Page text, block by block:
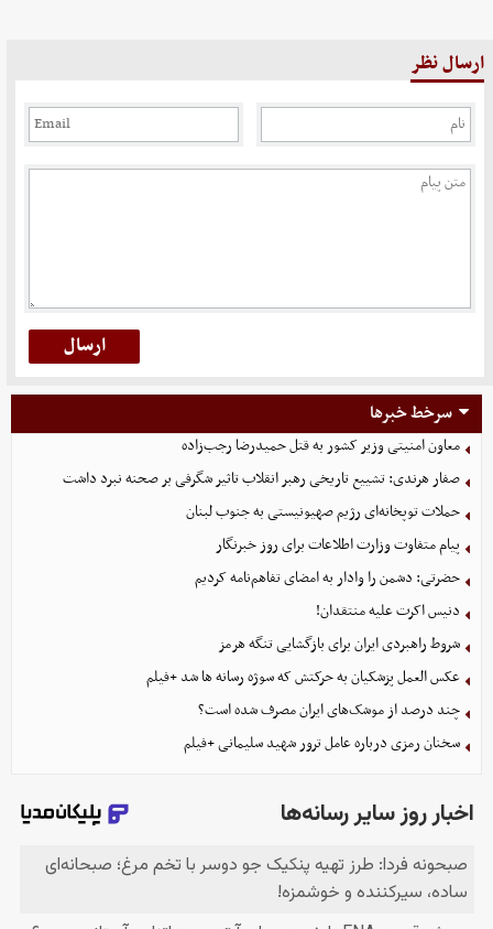
ارسال نظر
سرخط خبرها
معاون امنیتی وزیر کشور به قتل حمیدرضا رجب‌زاده
صفار هرندی: تشییع تاریخی رهبر انقلاب تاثیر شگرفی بر صحنه نبرد داشت
حملات توپخانه‌ای رژیم صهیونیستی به جنوب لبنان
پیام متفاوت وزارت اطلاعات برای روز خبرنگار
حضرتی: دشمن را وادار به امضای تفاهم‌نامه کردیم
دنیس اکرت علیه منتقدان!
شروط راهبردی ایران برای بازگشایی تنگه هرمز
عکس العمل پزشکیان به حرکتش که سوژه رسانه ها شد +فیلم
چند درصد از موشک‌های ایران مصرف شده است؟
سخنان رمزی درباره عامل ترور شهید سلیمانی +فیلم